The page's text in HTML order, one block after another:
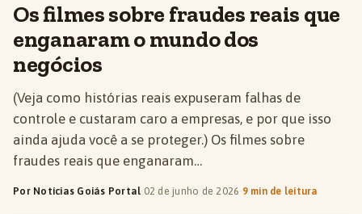
Os filmes sobre fraudes reais que
enganaram o mundo dos
negócios
(Veja como histórias reais expuseram falhas de
controle e custaram caro a empresas, e por que isso
ainda ajuda você a se proteger.) Os filmes sobre
fraudes reais que enganaram…
Por Notícias Goiás Portal· 02 de junho de 2026· 9 min de leitura